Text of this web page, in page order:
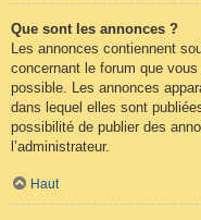
Que sont les annonces ?
Les annonces contiennent
concernant le forum que
possible. Les annonces
dans lequel elles sont
possibilité de publier des
l’administrateur.
Haut